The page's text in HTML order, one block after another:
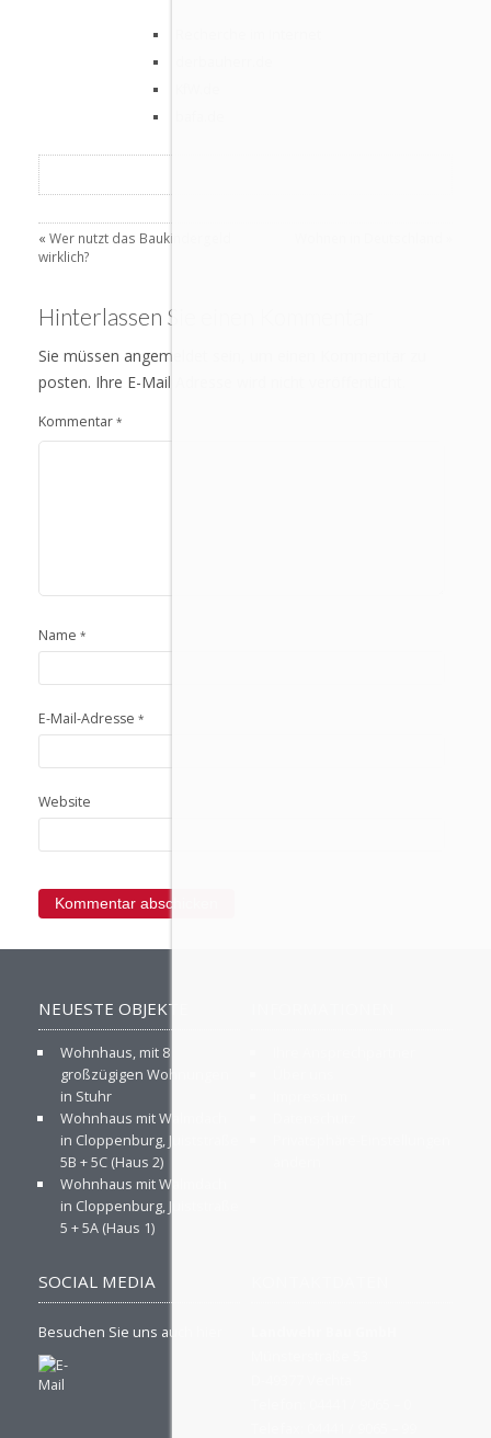
« Wer nutzt das Baukindergeld
wirklich?
Hinterlassen Sie einen Kommentar
Sie müssen angemeldet sein, um einen Kommentar zu
posten. Ihre E-Mail Adresse wird nicht veröffentlicht.
Kommentar *
Name *
E-Mail-Adresse *
Website
NEUESTE OBJEKTE
Wohnhaus, mit 8
großzügigen Wohnungen
in Stuhr
Wohnhaus mit Walmdach
in Cloppenburg, Juiststraße
5B + 5C (Haus 2)
Wohnhaus mit Walmdach
in Cloppenburg, Juiststraße
5 + 5A (Haus 1)
SOCIAL MEDIA
Besuchen Sie uns auch hier